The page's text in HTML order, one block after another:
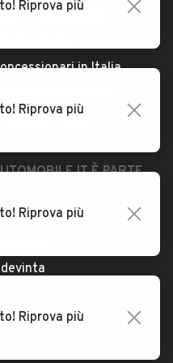
Tutte le auto usate
in Italia
Valutazione auto
È PARTE
Riprova più
Riprova più
Riprova più
Riprova più